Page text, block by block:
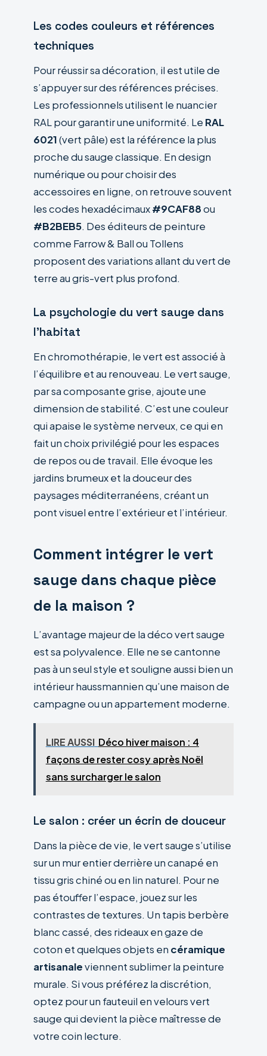
Les codes couleurs et références
techniques
Pour réussir sa décoration, il est utile de
s’appuyer sur des références précises.
Les professionnels utilisent le nuancier
RAL pour garantir une uniformité. Le RAL
6021(vert pâle) est la référence la plus
proche du sauge classique. En design
numérique ou pour choisir des
accessoires en ligne, on retrouve souvent
les codes hexadécimaux#9CAF88ou
#B2BEB5. Des éditeurs de peinture
comme Farrow & Ball ou Tollens
proposent des variations allant du vert de
terre au gris-vert plus profond.
La psychologie du vert sauge dans
l’habitat
En chromothérapie, le vert est associé à
l’équilibre et au renouveau. Le vert sauge,
par sa composante grise, ajoute une
dimension de stabilité. C’est une couleur
qui apaise le système nerveux, ce qui en
fait un choix privilégié pour les espaces
de repos ou de travail. Elle évoque les
jardins brumeux et la douceur des
paysages méditerranéens, créant un
pont visuel entre l’extérieur et l’intérieur.
Comment intégrer le vert
sauge dans chaque pièce
de la maison ?
L’avantage majeur de la déco vert sauge
est sa polyvalence. Elle ne se cantonne
pas à un seul style et souligne aussi bien un
intérieur haussmannien qu’une maison de
campagne ou un appartement moderne.
LIRE AUSSI Déco hiver maison : 4
façons de rester cosy après Noël
sans surcharger le salon
Le salon : créer un écrin de douceur
Dans la pièce de vie, le vert sauge s’utilise
sur un mur entier derrière un canapé en
tissu gris chiné ou en lin naturel. Pour ne
pas étouffer l’espace, jouez sur les
contrastes de textures. Un tapis berbère
blanc cassé, des rideaux en gaze de
coton et quelques objets en céramique
artisanaleviennent sublimer la peinture
murale. Si vous préférez la discrétion,
optez pour un fauteuil en velours vert
sauge qui devient la pièce maîtresse de
votre coin lecture.